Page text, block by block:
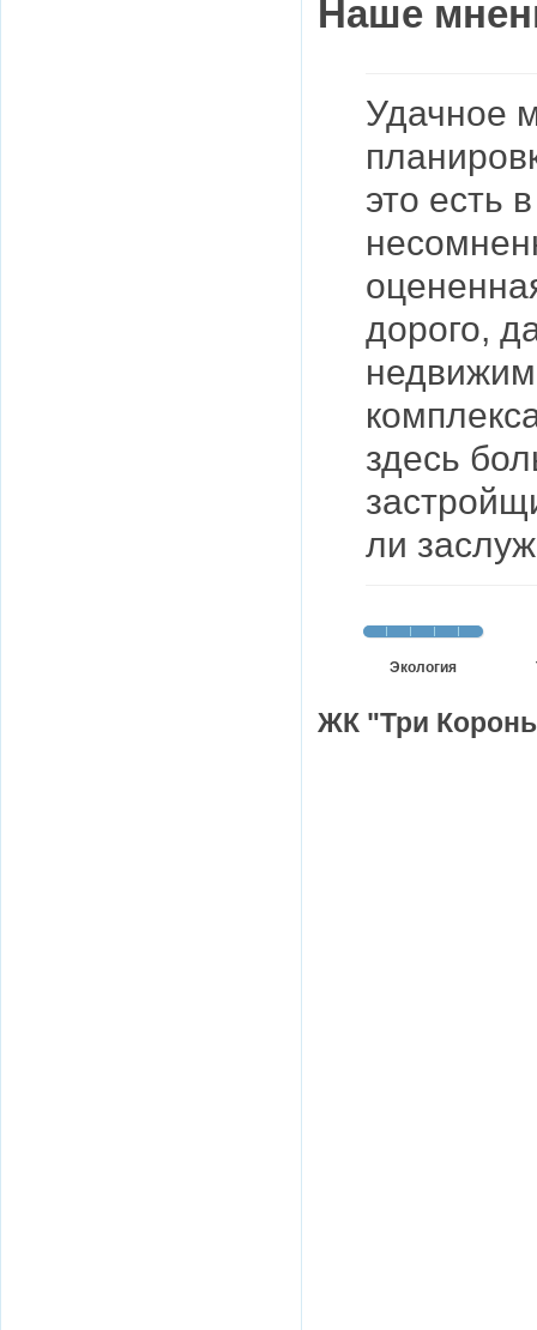
Наше
Удачное
это есть
дорого,
здесь
ли
Экология
ЖК "Три